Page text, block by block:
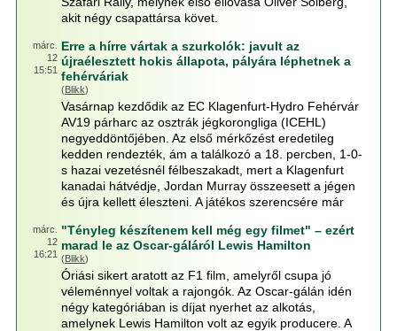
akit négy csapattársa követ.
márc.
12
15:51
Erre a hírre vártak a szurkolók: javult az
újraélesztett hokis állapota, pályára léphetnek a
fehérváriak
(Blikk)
Vasárnap kezdődik az EC Klagenfurt-Hydro Fehérvár
AV19 párharc az osztrák jégkorongliga (ICEHL)
negyeddöntőjében. Az első mérkőzést eredetileg
kedden rendezték, ám a találkozó a 18. percben, 1-0-
s hazai vezetésnél félbeszakadt, mert a Klagenfurt
kanadai hátvédje, Jordan Murray összeesett a jégen
és újra kellett éleszteni. A játékos szerencsére már
márc.
12
16:21
"Tényleg készítenem kell még egy filmet" – ezért
marad le az Oscar-gáláról Lewis Hamilton
(Blikk)
Óriási sikert aratott az F1 film, amelyről csupa jó
véleménnyel voltak a rajongók. Az Oscar-gálán idén
négy kategóriában is díjat nyerhet az alkotás,
amelynek Lewis Hamilton volt az egyik producere. A